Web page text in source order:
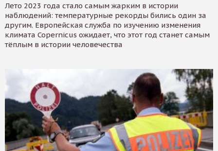
Лето 2023 года стало самым жарким в истории
наблюдений: температурные рекорды бились один за
другим. Европейская служба по изучению изменения
климата Copernicus ожидает, что этот год станет самым
тёплым в истории человечества